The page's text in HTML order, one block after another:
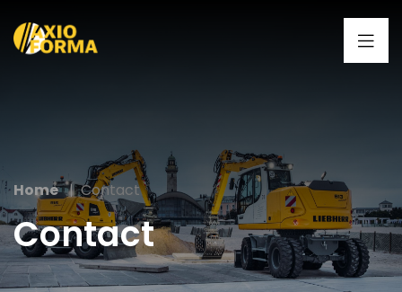
Home Contact
Contact